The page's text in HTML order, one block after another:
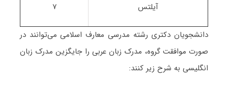
آیلتس ۷
دانشجویان دکتری رشته مدرسی معارف اسلامی می‌توانند در
صورت موافقت گروه، مدرک زبان عربی را جایگزین مدرک زبان
انگلیسی به شرح زیر کنند: